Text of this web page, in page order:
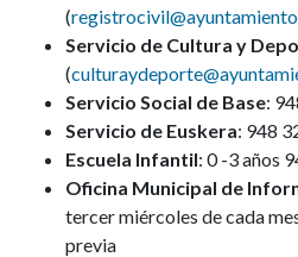
(
Servicio de Cultura y
(
Servicio Social de Base:
Servicio de Euskera: 948
Escuela Infantil: 0 -3 años
Oficina Municipal de
tercer miércoles de cada
previa